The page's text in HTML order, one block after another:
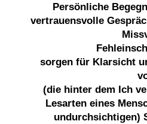
Persönliche
vertrauensvolle
sorgenfür Klarsicht
(die hinter dem Ich
Lesarten eines
undurchsichtigen)